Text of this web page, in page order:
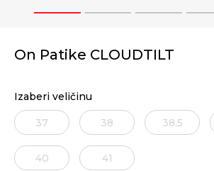
1 2 3 4
On Patike CLOUDTILT
Izaberi veličinu
37 38 38.5
40 41